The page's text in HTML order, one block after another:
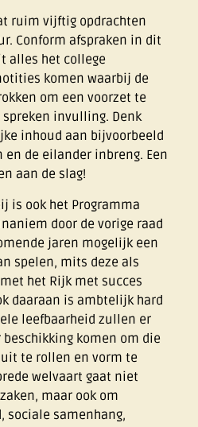
ruim vijftig opdrachten
Conform afspraken in dit
alles het college
komen waarbij de
om een voorzet te
invulling. Denk
inhoud aan bijvoorbeeld
de eilander inbreng. Een
aan de slag!
is ook het Programma
door de vorige raad
jaren mogelijk een
spelen, mits deze als
het Rijk met succes
daaraan is ambtelijk hard
leefbaarheid zullen er
komen om die
te rollen en vorm te
welvaart gaat niet
maar ook om
sociale samenhang,